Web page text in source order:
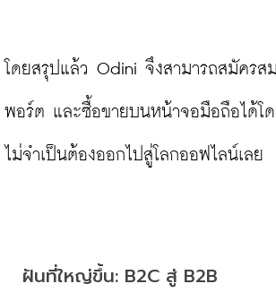
โดยสรุปแล้ว Odini จึงสามารถสมัคร
พอร์ต และซื้อขายบนหน้าจอมือถือได้โ
ไม่จำเป็นต้องออกไปสู่โลกออฟไลน์เลย
ฝันที่ใหญ่ขึ้น: B2C สู่ B2B